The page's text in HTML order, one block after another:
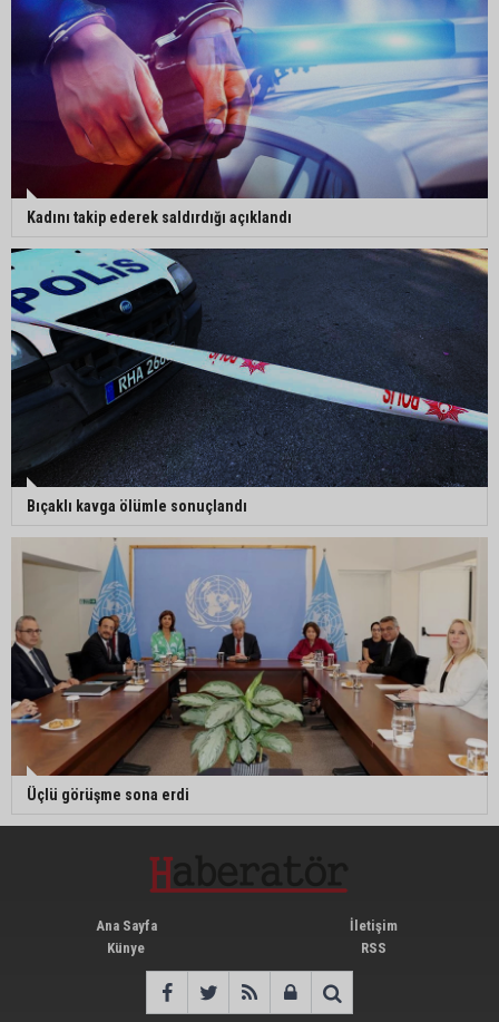
Kadını takip ederek saldırdığı açıklandı
Bıçaklı kavga ölümle sonuçlandı
Üçlü görüşme sona erdi
Ana Sayfa
Künye
İletişim
RSS